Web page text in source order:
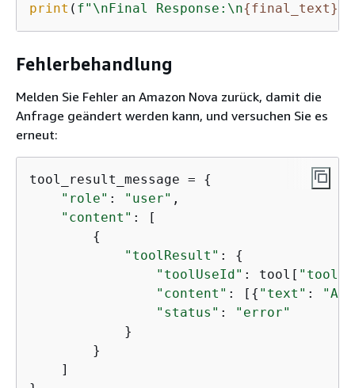
print ( f"\nFinal Response:\n{final_text}
Fehlerbehandlung
Melden Sie Fehler an Amazon Nova zurück, damit die
Anfrage geändert werden kann, und versuchen Sie es
erneut:
tool_result_message = {
"role" : "user" ,
"content" : [
{
"toolResult" : {
"toolUseId" : tool[
"content" : [ { "text" :
"A
"status" :
"error"
            }
        }
    ]